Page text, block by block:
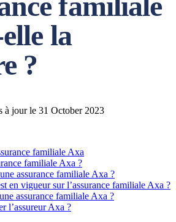
la
?
à jour le 31 October 2023
familiale Axa
familiale Axa ?
assurance familiale Axa ?
en vigueur sur l’assurance familiale Axa ?
assurance familiale Axa ?
l’assureur Axa ?